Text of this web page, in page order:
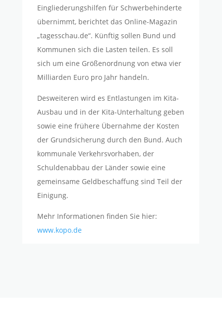
Eingliederungshilfen für Schwerbehinderte
übernimmt, berichtet das Online-Magazin
„tagesschau.de“. Künftig sollen Bund und
Kommunen sich die Lasten teilen. Es soll
sich um eine Größenordnung von etwa vier
Milliarden Euro pro Jahr handeln.
Desweiteren wird es Entlastungen im Kita-
Ausbau und in der Kita-Unterhaltung geben
sowie eine frühere Übernahme der Kosten
der Grundsicherung durch den Bund. Auch
kommunale Verkehrsvorhaben, der
Schuldenabbau der Länder sowie eine
gemeinsame Geldbeschaffung sind Teil der
Einigung.
Mehr Informationen finden Sie hier:
www.kopo.de